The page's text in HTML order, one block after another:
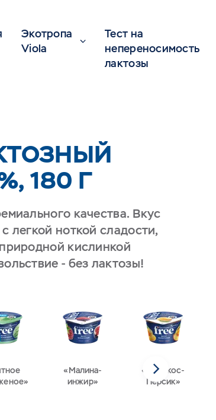
Экотропа
Viola
Тест на
непереносимость
лактозы
180 Г
качества. Вкус
легкой ноткой сладости,
кислинкой
- без лактозы!
«Малина-
инжир»
«Абрикос-
Персик»